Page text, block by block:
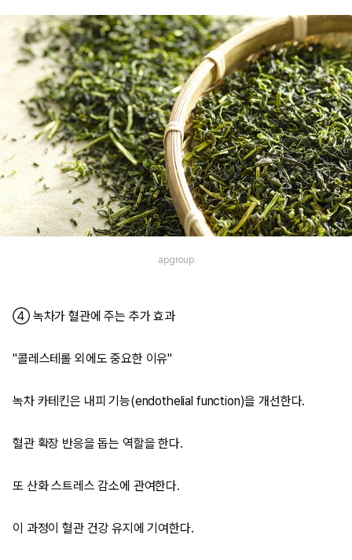
apgroup
④ 녹차가 혈관에 주는 추가 효과
"콜레스테롤 외에도 중요한 이유"
녹차 카테킨은 내피 기능(endothelial function)을 개선한다.
혈관 확장 반응을 돕는 역할을 한다.
또 산화 스트레스 감소에 관여한다.
이 과정이 혈관 건강 유지에 기여한다.